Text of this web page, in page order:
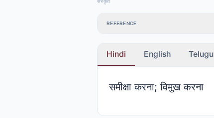
REFERENCE
Hindi English Telugu
समीक्षा करना; विमुख करना